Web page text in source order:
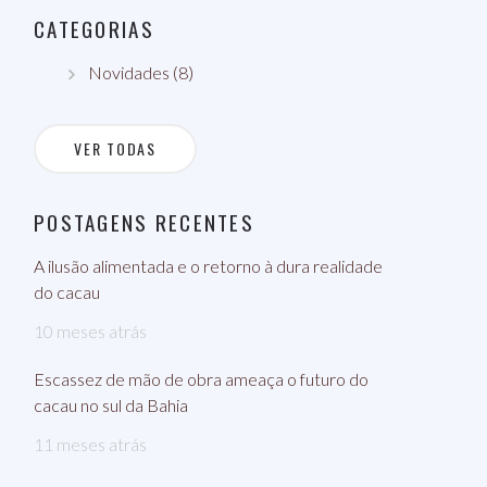
CATEGORIAS
Novidades (8)
VER TODAS
POSTAGENS RECENTES
A ilusão alimentada e o retorno à dura realidade
do cacau
10 meses atrás
Escassez de mão de obra ameaça o futuro do
cacau no sul da Bahia
11 meses atrás